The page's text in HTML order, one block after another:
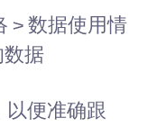
> 数据使用情
数据
便准确跟